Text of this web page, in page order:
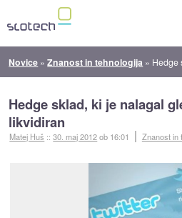
Novice »Znanost in tehnologija » Hedge
Hedge sklad, ki je nalagal
likvidiran
Matej Huš ::30. maj 2012ob 16:01 Znanost in